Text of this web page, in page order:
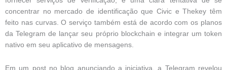
concentrar no mercado de identificação que Civic e Thekey têm
feito nas curvas. O serviço também está de acordo com os planos
da Telegram de lançar seu próprio blockchain e integrar um token
nativo em seu aplicativo de mensagens.
Em um post no blog anunciando a iniciativa, a Telegram revelou